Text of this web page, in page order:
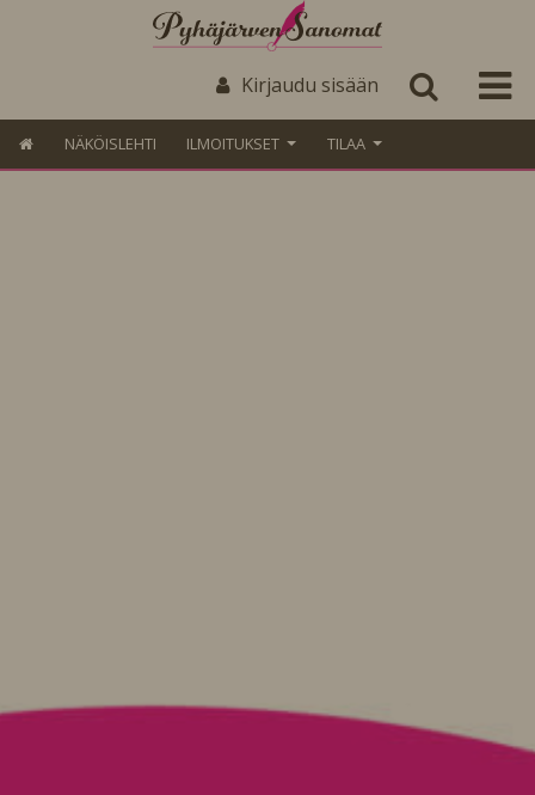
Kirjaudu sisään
NÄKÖISLEHTI ILMOITUKSET TILAA